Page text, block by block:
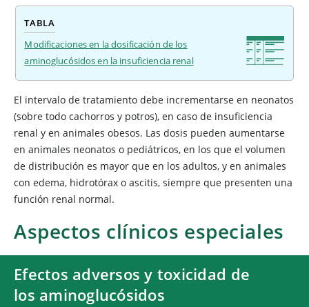
TABLA
Modificaciones en la dosificación de los
aminoglucósidos en la insuficiencia renal
El intervalo de tratamiento debe incrementarse en neonatos
(sobre todo cachorros y potros), en caso de insuficiencia
renal y en animales obesos. Las dosis pueden aumentarse
en animales neonatos o pediátricos, en los que el volumen
de distribución es mayor que en los adultos, y en animales
con edema, hidrotórax o ascitis, siempre que presenten una
función renal normal.
Aspectos clínicos especiales
Efectos adversos y toxicidad de
los aminoglucósidos